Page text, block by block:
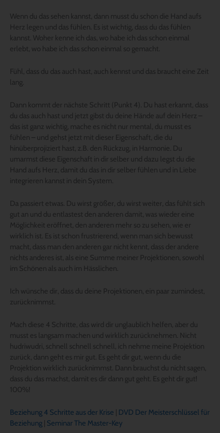
Wenn du das sehen kannst, dann musst du schon die Hand aufs
Herz legen und das fühlen. Es ist wichtig, dass du das fühlen
kannst. Woher kenne ich das, wo habe ich das schon einmal
erlebt, wo habe ich das schon einmal so gemacht.
Fühl, dass du das auch hast, auch kennst und das braucht eine Zeit
lang.
Dann kommt der nächste Schritt (Punkt 4). Du hast erkannt, dass
du das auch hast und jetzt gibst du deine Hände auf dein Herz –
das ist ganz wichtig, mache es nicht nur mental, du musst es
fühlen – und gehst jetzt mit dieser Eigenschaft, die du
hinüberprojiziert hast, z.B. den Rückzug, in Harmonie. Du
umarmst diese Eigenschaft in dir selber und dazu legst du die
Hand aufs Herz, damit du das in dir selber fühlen und in Liebe
integrieren kannst in dein System.
Da passiert etwas. Du wirst größer, du wirst weiter, das fühlt sich
gut an und du entlastest den anderen damit, was wieder eine
Möglichkeit eröffnet, den anderen mehr so zu sehen, wie er
wirklich ist. Es ist schon frustrierend, wenn man sich bewusst
macht, dass man den anderen gar nicht kennt, dass der andere
nichts anderes ist, als eine Summe meiner Projektionen, sowohl
im Schönen als auch im Hässlichen.
Ich wünsche dir, dass du deine Projektionen, ein paar zumindest,
zurücknimmst.
Mach diese 4 Schritte, das wird dir unglaublich helfen, aber du
musst es langsam machen und wirklich zurücknehmen. Nicht
hudriwudri, schnell schnell schnell, ich nehme meine Projektion
zurück, dann geht es mir gut. Es geht dir gut, wenn du die
Projektion wirklich zurücknimmst. Dann brauchst du nicht sagen,
dass du das machst, damit es dir dann gut geht. Es geht dir gut!
100%!
Beziehung 4 Schritte aus der Krise
DVD Der Meisterschlüssel für
Beziehung Seminar The Master-Key